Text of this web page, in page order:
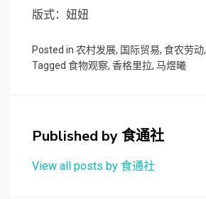
版式：妞妞
Posted in 农村发展, 国际贸易, 食农劳动,
Tagged 食物观察, 香格里拉, 马煜曦
Published by食通社
View all posts by 食通社